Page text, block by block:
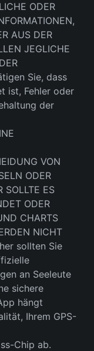
ODER
AUS DER
JEGLICHE
Sie, dass
ist, Fehler oder
der
VON
ODER
SOLLTE ES
ODER
CHARTS
NICHT
sollten Sie
an Seeleute
sichere
hängt
Ihrem GPS-
Chip ab.